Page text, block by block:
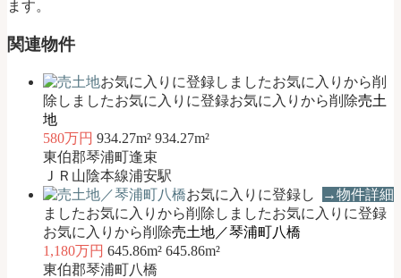
ます。
関連物件
お気に入りに登録しましたお気に入りから削
除しましたお気に入りに登録お気に入りから削除売土
地
580万円 934.27m² 934.27m²
東伯郡琴浦町逢束
ＪＲ山陰本線浦安駅
→物件詳細
お気に入りに登録し
ましたお気に入りから削除しましたお気に入りに登録
お気に入りから削除売土地／琴浦町八橋
1,180万円 645.86m² 645.86m²
東伯郡琴浦町八橋